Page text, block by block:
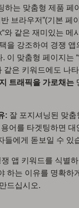
하는 맞춤형 제품 페
브라우저”(기본 페
“와 같은 재미있는 메
을 강조하여 경쟁 앱
이 맞춤형 페이지는
같은 키워드에도 나
트래픽을 가로채는
: 잘 포지셔닝된 맞춤
어를 타겟팅하면 대
들에게 돋보일 수 있
앱 키워드를 식별
하는 이유를 명확하
드십시오.